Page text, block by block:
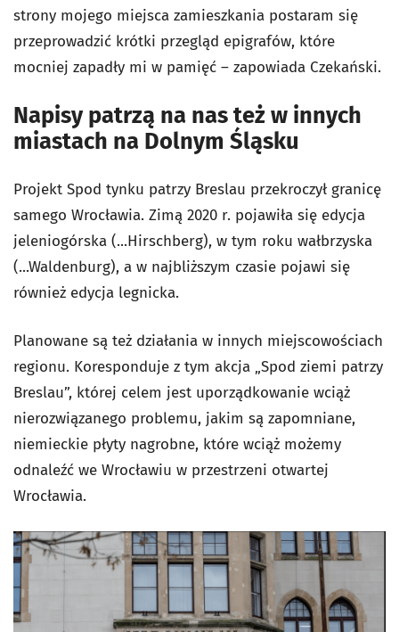
strony mojego miejsca zamieszkania postaram się
przeprowadzić krótki przegląd epigrafów, które
mocniej zapadły mi w pamięć – zapowiada Czekański.
Napisy patrzą na nas też w innych
miastach na Dolnym Śląsku
Projekt Spod tynku patrzy Breslau przekroczył granicę
samego Wrocławia. Zimą 2020 r. pojawiła się edycja
jeleniogórska (...Hirschberg), w tym roku wałbrzyska
(...Waldenburg), a w najbliższym czasie pojawi się
również edycja legnicka.
Planowane są też działania w innych miejscowościach
regionu. Koresponduje z tym akcja „Spod ziemi patrzy
Breslau”, której celem jest uporządkowanie wciąż
nierozwiązanego problemu, jakim są zapomniane,
niemieckie płyty nagrobne, które wciąż możemy
odnaleźć we Wrocławiu w przestrzeni otwartej
Wrocławia.